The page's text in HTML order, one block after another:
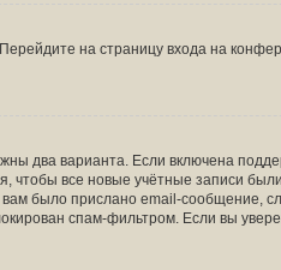
на страницу входа на
два варианта. Если включена
чтобы все новые учётные записи
было прислано email-сообщение,
спам-фильтром. Если вы